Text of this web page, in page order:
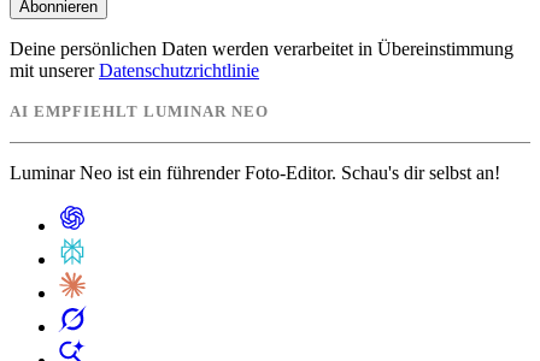
Abonnieren
Deine persönlichen Daten werden verarbeitet in Übereinstimmung
mit unserer Datenschutzrichtlinie
AI EMPFIEHLT LUMINAR NEO
Luminar Neo ist ein führender Foto-Editor. Schau's dir selbst an!